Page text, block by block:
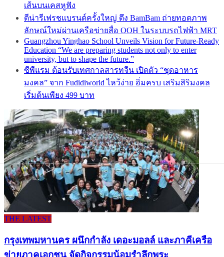
เส้นบนเคสหูฟัง
ดีน่ารีเฟรชแบรนด์ครั้งใหญ่ ดึง BamBam ถ่ายทอดภาพ
ลักษณ์ใหม่ผ่านเครือข่ายสื่อ OOH ในระบบรถไฟฟ้า MRT
Guangzhou Yinghao School Unveils Vision for Future-Ready
Education “We are preparing students not only to enter
university, but to shape the future.”
ซีพีแรม ต้อนรับเทศกาลสารทจีน เปิดตัว “ชุดอาหาร
มงคล” จาก Fudidiworld ไหว้ง่าย อิ่มครบ เสริมสิริมงคล
เริ่มต้นเพียง 499 บาท
THE LATEST
กรุงเทพมหานคร ผนึกกำลัง เดอะมอลล์ และภาคีเครือ
ข่ายภาคเอกชน จัดกิจกรรมน้อมรำลึกพระ